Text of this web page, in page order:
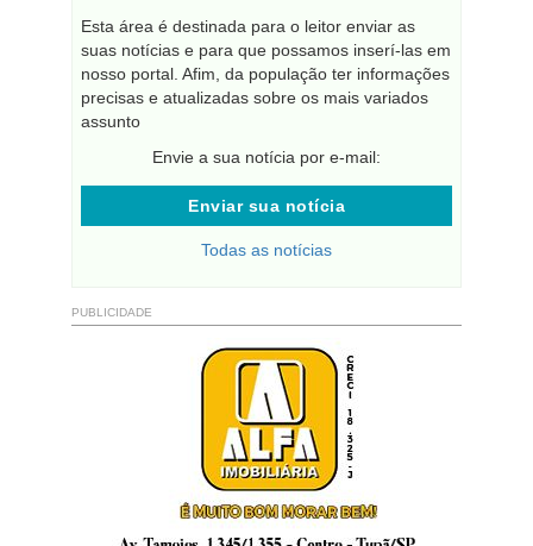
Esta área é destinada para o leitor enviar as
suas notícias e para que possamos inserí-las em
nosso portal. Afim, da população ter informações
precisas e atualizadas sobre os mais variados
assunto
Envie a sua notícia por e-mail:
Enviar sua notícia
Todas as notícias
PUBLICIDADE